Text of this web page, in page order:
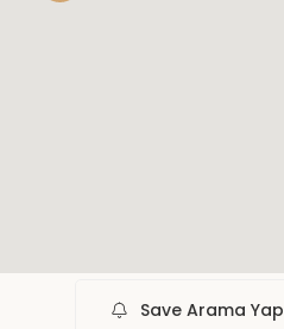
Save Arama Yap